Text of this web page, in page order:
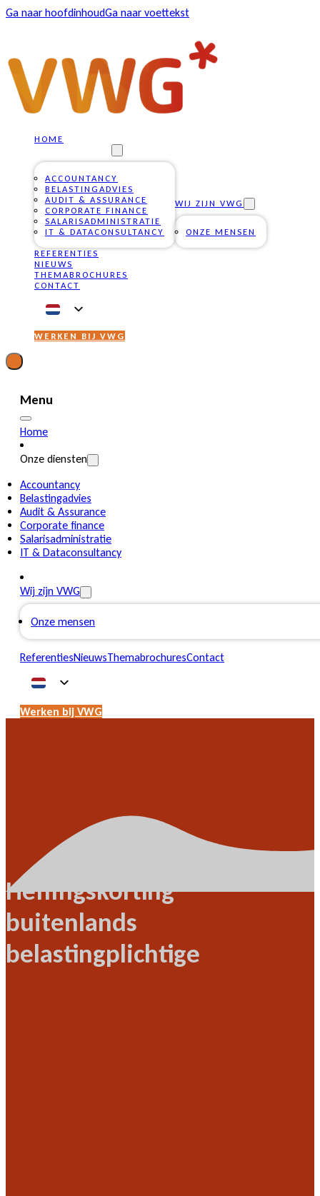
Ga naar hoofdinhoudGa naar voettekst
HOME
ACCOUNTANCY
BELASTINGADVIES
AUDIT & ASSURANCE
CORPORATE FINANCE
SALARISADMINISTRATIE
IT & DATACONSULTANCY
WIJ ZIJN VWG
ONZE MENSEN
REFERENTIES
NIEUWS
THEMABROCHURES
CONTACT
WERKEN BIJ VWG
Menu
Home
Onze diensten
Accountancy
Belastingadvies
Audit & Assurance
Corporate finance
Salarisadministratie
IT & Dataconsultancy
Wij zijn VWG
Onze mensen
ReferentiesNieuwsThemabrochuresContact
Werken bij VWG
Heffingskorting
buitenlands
belastingplichtige